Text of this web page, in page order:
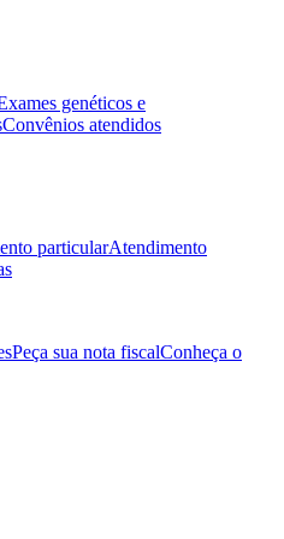
genéticos e
Convênios atendidos
particularAtendimento
Peça sua nota fiscalConheça o